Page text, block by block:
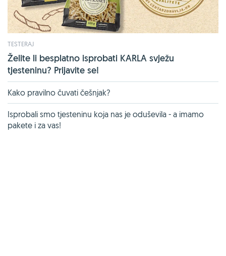
TESTERAJ
Želite li besplatno isprobati KARLA svježu
tjesteninu? Prijavite se!
Kako pravilno čuvati češnjak?
Isprobali smo tjesteninu koja nas je oduševila - a imamo
pakete i za vas!